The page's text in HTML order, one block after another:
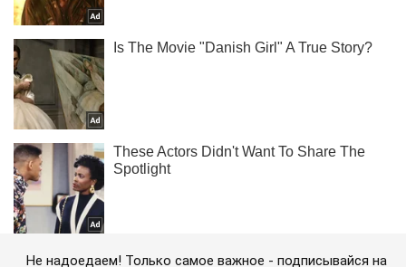
Не надоедаем! Только самое важное - подписывайся на